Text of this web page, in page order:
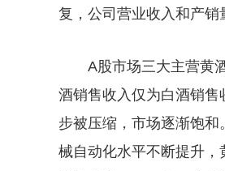
复，公司营业收入和产销
A股市场三大主营黄
酒销售收入仅为白酒销
步被压缩，市场逐渐饱
械自动化水平不断提升